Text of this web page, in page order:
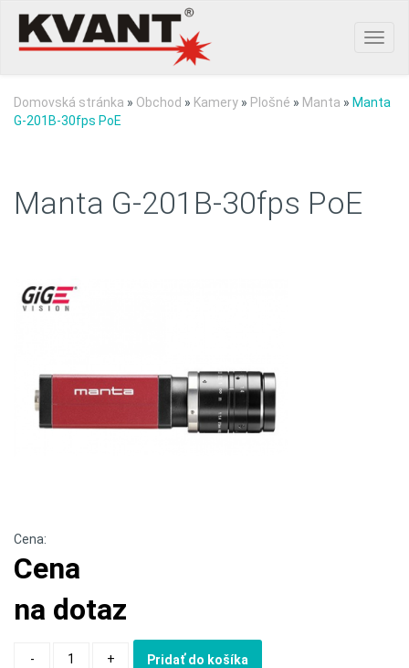
Domovská stránka » Obchod » Kamery » Plošné » Manta » Manta
G-201B-30fps PoE
Manta G-201B-30fps PoE
Cena:
Cena
na dotaz
- + Pridať do košíka